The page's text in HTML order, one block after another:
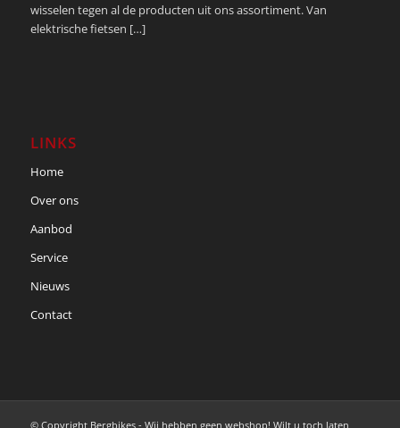
wisselen tegen al de producten uit ons assortiment. Van
elektrische fietsen […]
LINKS
Home
Over ons
Aanbod
Service
Nieuws
Contact
© Copyright Bergbikes - Wij hebben geen webshop! Wilt u toch laten